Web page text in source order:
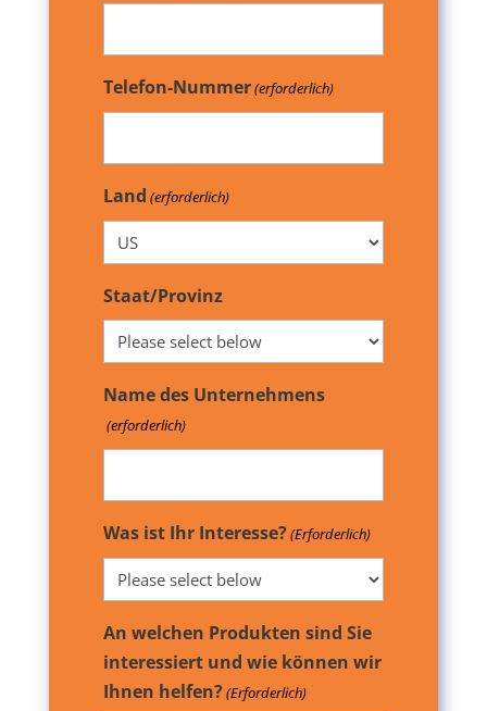
Telefon-Nummer(erforderlich)
Land (erforderlich)
Staat/Provinz
Name des Unternehmens
(erforderlich)
Was ist Ihr Interesse?(Erforderlich)
An welchen Produkten sind Sie
interessiert und wie können wir
Ihnen helfen?(Erforderlich)